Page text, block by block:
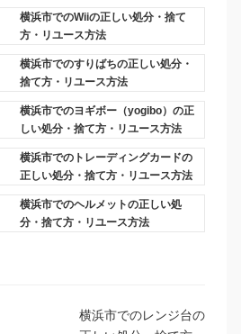
横浜市でのWiiの正しい処分・捨て
方・リユース方法
横浜市でのすりばちの正しい処分・
捨て方・リユース方法
横浜市でのヨギボー（yogibo）の正
しい処分・捨て方・リユース方法
横浜市でのトレーディングカードの
正しい処分・捨て方・リユース方法
横浜市でのヘルメットの正しい処
分・捨て方・リユース方法
横浜市でのレンジ台の